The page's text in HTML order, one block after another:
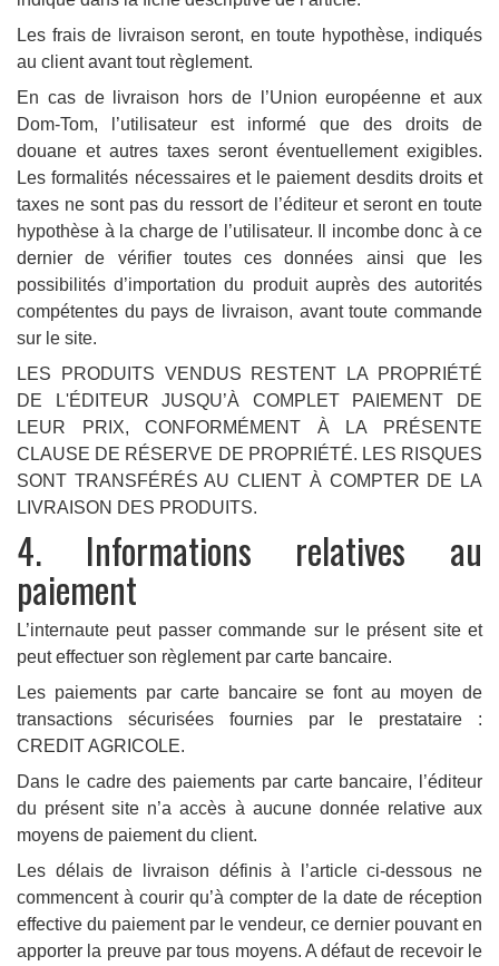
Les frais de livraison seront, en toute hypothèse, indiqués
au client avant tout règlement.
En cas de livraison hors de l’Union européenne et aux
Dom-Tom, l’utilisateur est informé que des droits de
douane et autres taxes seront éventuellement exigibles.
Les formalités nécessaires et le paiement desdits droits et
taxes ne sont pas du ressort de l’éditeur et seront en toute
hypothèse à la charge de l’utilisateur. Il incombe donc à ce
dernier de vérifier toutes ces données ainsi que les
possibilités d’importation du produit auprès des autorités
compétentes du pays de livraison, avant toute commande
sur le site.
LES PRODUITS VENDUS RESTENT LA PROPRIÉTÉ
DE L'ÉDITEUR JUSQU’À COMPLET PAIEMENT DE
LEUR PRIX, CONFORMÉMENT À LA PRÉSENTE
CLAUSE DE RÉSERVE DE PROPRIÉTÉ. LES RISQUES
SONT TRANSFÉRÉS AU CLIENT À COMPTER DE LA
LIVRAISON DES PRODUITS.
4. Informations relatives au
paiement
L’internaute peut passer commande sur le présent site et
peut effectuer son règlement par carte bancaire.
Les paiements par carte bancaire se font au moyen de
transactions sécurisées fournies par le prestataire :
CREDIT AGRICOLE.
Dans le cadre des paiements par carte bancaire, l’éditeur
du présent site n’a accès à aucune donnée relative aux
moyens de paiement du client.
Les délais de livraison définis à l’article ci-dessous ne
commencent à courir qu’à compter de la date de réception
effective du paiement par le vendeur, ce dernier pouvant en
apporter la preuve par tous moyens. A défaut de recevoir le